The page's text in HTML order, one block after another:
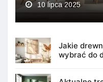
10 lipca 2025
Jakie
wybrać do